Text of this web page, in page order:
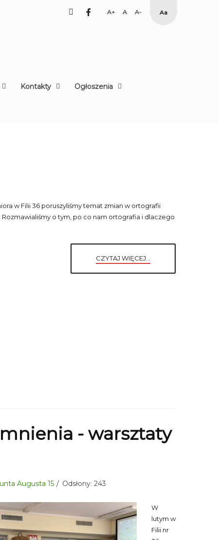
facebook
Set Set
Smaller
High
Kontakty Ogłoszenia
w Filii 36 poruszyliśmy temat zmian w ortografii
o tym, po co nam ortografia i dlaczego
CZYTAJ WIĘCEJ...
- warsztaty
Augusta 15 Odsłony: 243
W
lutym w
Filii nr